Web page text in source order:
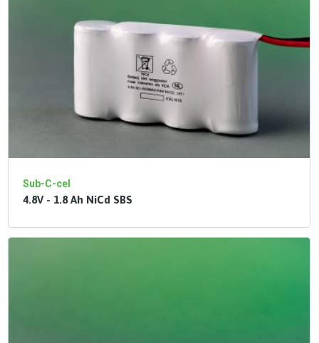
Sub-C-cel
4.8V - 1.8 Ah NiCd SBS